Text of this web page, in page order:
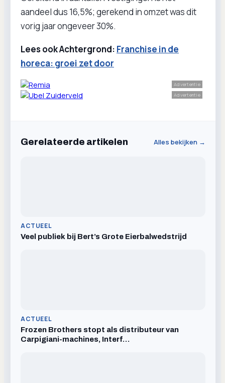
aandeel dus 16,5%; gerekend in omzet was dit
vorig jaar ongeveer 30%.
Lees ook Achtergrond: Franchise in de
horeca: groei zet door
Advertentie
Advertentie
Gerelateerde artikelen Alles bekijken →
ACTUEEL
Veel publiek bij Bert’s Grote Eierbalwedstrijd
ACTUEEL
Frozen Brothers stopt als distributeur van
Carpigiani-machines, Interf…